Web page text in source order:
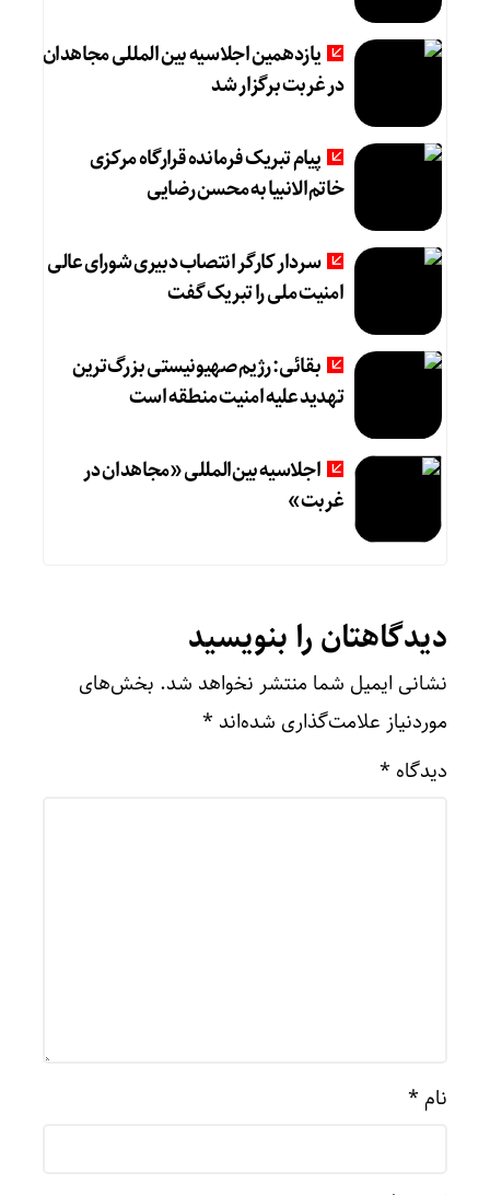
یازدهمین اجلاسیه بین المللی مجاهدان
در غربت برگزار شد
پیام تبریک فرمانده قرارگاه مرکزی
خاتم‌الانبیا به محسن رضایی
سردار کارگر انتصاب دبیری شورای عالی
امنیت ملی را تبریک گفت
بقائی: رژیم صهیونیستی بزرگ‌ترین
تهدید علیه امنیت منطقه است
اجلاسیه بین‌المللی «مجاهدان در
غربت»
دیدگاهتان را بنویسید
نشانی ایمیل شما منتشر نخواهد شد. بخش‌های
موردنیاز علامت‌گذاری شده‌اند *
دیدگاه *
نام *